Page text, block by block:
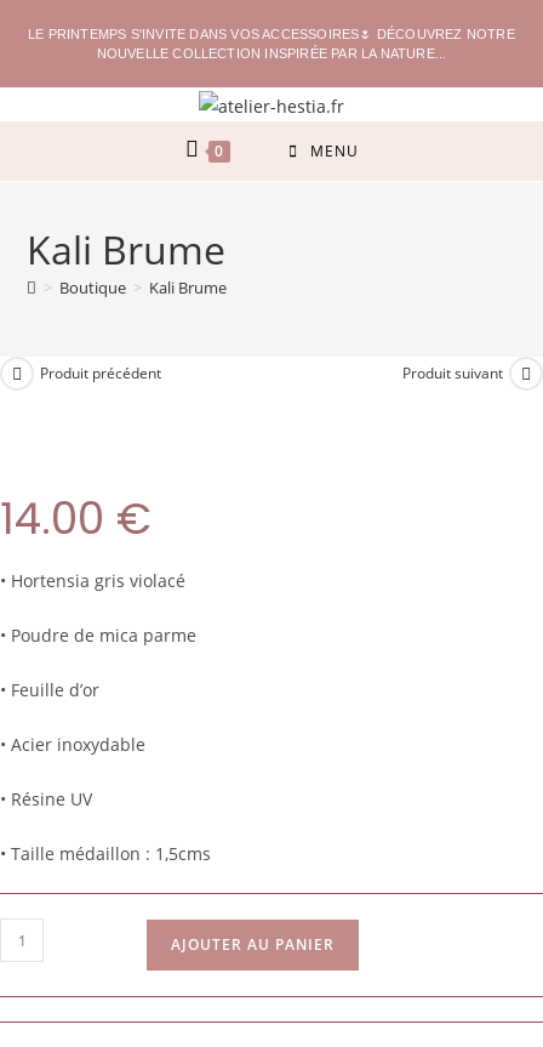
LE PRINTEMPS S'INVITE DANS VOS ACCESSOIRES🌷 DÉCOUVREZ NOTRE
NOUVELLE COLLECTION INSPIRÉE PAR LA NATURE...
0 MENU
Kali Brume
> Boutique > Kali Brume
Produit précédent Produit suivant
14.00 €
• Hortensia gris violacé
• Poudre de mica parme
• Feuille d’or
• Acier inoxydable
• Résine UV
• Taille médaillon : 1,5cms
AJOUTER AU PANIER